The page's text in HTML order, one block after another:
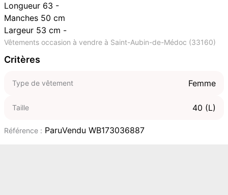
Longueur 63 -
Manches 50 cm
Largeur 53 cm -
Vêtements occasion à vendre à Saint-Aubin-de-Médoc (33160)
Critères
Type de vêtement Femme
Taille 40 (L)
Référence : ParuVendu WB173036887